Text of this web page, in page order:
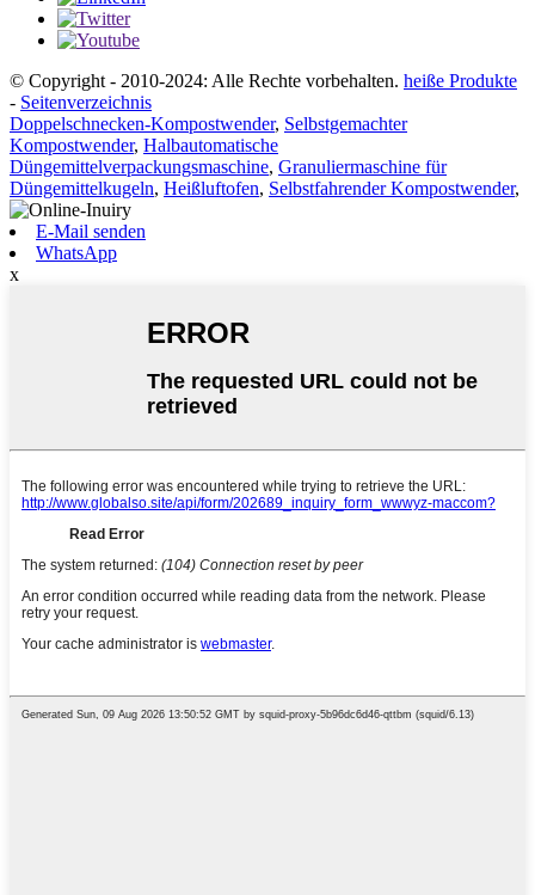
© Copyright - 2010-2024: Alle Rechte vorbehalten. heiße Produkte
- Seitenverzeichnis
Doppelschnecken-Kompostwender, Selbstgemachter
Kompostwender, Halbautomatische
Düngemittelverpackungsmaschine, Granuliermaschine für
Düngemittelkugeln, Heißluftofen, Selbstfahrender Kompostwender,
E-Mail senden
WhatsApp
x